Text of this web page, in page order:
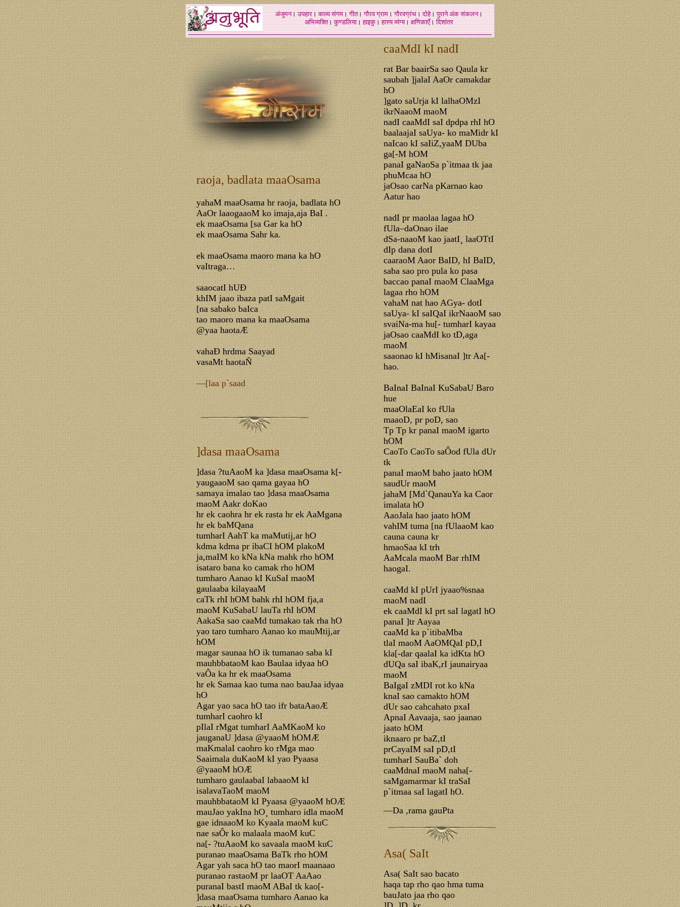
अंजुमन।उपहार।काव्य संगम।गीत।गौरव ग्राम।गौरवग्रंथ।दोहे।पुराने अंक संकलन।
अभिव्यक्ति।कुण्डलिया।हाइकु।हास्य व्यंग्य।क्षणिकाएँ।दिशांतर
caaMdI kI nadI
rat Bar baairSa sao Qaula kr
saubah ]jalaI AaOr camakdar
hO
]gato saUrja kI lalhaOMzI
ikrNaaoM maoM
nadI caaMdI saI dpdpa rhI hO
baalaajaI saUya- ko maMidr kI
naIcao kI saIiZ,yaaM DUba
ga[-M hOM
panaI gaNaoSa p`itmaa tk jaa
phuMcaa hO
jaOsao carNa pKarnao kao
Aatur hao
nadI pr maolaa lagaa hO
fUla–daOnao ilae
dSa-naaoM kao jaatI¸ laaOTtI
dIp dana dotI
caaraoM Aaor BaID, hI BaID,
saba sao pro pula ko pasa
baccao panaI maoM ClaaMga
lagaa rho hOM
vahaM nat hao AGya- dotI
saUya- kI saIQaI ikrNaaoM sao
svaiNa-ma hu[- tumharI kayaa
jaOsao caaMdI ko tD,aga
maoM
saaonao kI hMisanaI ]tr Aa[-
hao.
BaInaI BaInaI KuSabaU Baro
hue
maaOlaEaI ko fUla
maaoD, pr poD, sao
Tp Tp kr panaI maoM igarto
hOM
CaoTo CaoTo saÔod fUla dUr
tk
panaI maoM baho jaato hOM
saudUr maoM
jahaM [Md`QanauYa ka Caor
imalata hO
AaoJala hao jaato hOM
vahIM tuma [na fUlaaoM kao
cauna cauna kr
hmaoSaa kI trh
AaMcala maoM Bar rhIM
haogaI.
caaMd kI pUrI jyaao%snaa
maoM nadI
ek caaMdI kI prt saI lagatI hO
panaI ]tr Aayaa
caaMd ka p`itibaMba
tlaI maoM AaOMQaI pD,I
kla[-dar qaalaI ka idKta hO
dUQa saI ibaK,rI jaunairyaa
maoM
BaIgaI zMDI rot ko kNa
knaI sao camakto hOM
dUr sao cahcahato pxaI
ApnaI Aavaaja, sao jaanao
jaato hOM
iknaaro pr baZ,tI
prCayaIM saI pD,tI
tumharI SauBa` doh
caaMdnaI maoM naha[-
saMgamarmar kI traSaI
p`itmaa saI lagatI hO.
—Da ,rama gauPta
Asa( SaIt
Asa( SaIt sao bacato
haqa tap rho qao hma tuma
bauJato jaa rho qao
raoja, badlata maaOsama
yahaM maaOsama hr raoja, badlata hO
AaOr laaogaaoM ko imaja,aja BaI .
ek maaOsama [sa Gar ka hO
ek maaOsama Sahr ka.
ek maaOsama maoro mana ka hO
vaItraga…
saaocatI hUÐ
khIM jaao ibaza patI saMgait
[na sabako baIca
tao maoro mana ka maaOsama
@yaa haotaÆ
vahaÐ hrdma Saayad
vasaMt haotaÑ
—[laa p`saad
]dasa maaOsama
]dasa ?tuAaoM ka ]dasa maaOsama k[-
yaugaaoM sao qama gayaa hO
samaya imalao tao ]dasa maaOsama
maoM Aakr doKao
hr ek caohra hr ek rasta hr ek AaMgana
hr ek baMQana
tumharI AahT ka maMutij,ar hO
kdma kdma pr ibaCI hOM plakoM
ja,maIM ko kNa kNa mahk rho hOM
isataro bana ko camak rho hOM
tumharo Aanao kI KuSaI maoM
gaulaaba kilayaaM
caTk rhI hOM bahk rhI hOM fja,a
maoM KuSabaU lauTa rhI hOM
AakaSa sao caaMd tumakao tak rha hO
yao taro tumharo Aanao ko mauMtij,ar
hOM
magar saunaa hO ik tumanao saba kI
mauhbbataoM kao Baulaa idyaa hO
vaÔa ka hr ek maaOsama
hr ek Samaa kao tuma nao bauJaa idyaa
hO
Agar yao saca hO tao ifr bataAaoÆ
tumharI caohro kI
pIlaI rMgat tumharI AaMKaoM ko
jauganaU ]dasa @yaaoM hOMÆ
maKmalaI caohro ko rMga mao
Saaimala duKaoM kI yao Pyaasa
@yaaoM hOÆ
tumharo gaulaabaI labaaoM kI
isalavaTaoM maoM
mauhbbataoM kI Pyaasa @yaaoM hOÆ
mauJao yakIna hO¸ tumharo idla maoM
gae idnaaoM ko Kyaala maoM kuC
nae saÔr ko malaala maoM kuC
na[- ?tuAaoM ko savaala maoM kuC
puranao maaOsama BaTk rho hOM
Agar yah saca hO tao maorI maanaao
puranao rastaoM pr laaOT AaAao
puranaI bastI maoM ABaI tk kao[-
]dasa maaOsama tumharo Aanao ka